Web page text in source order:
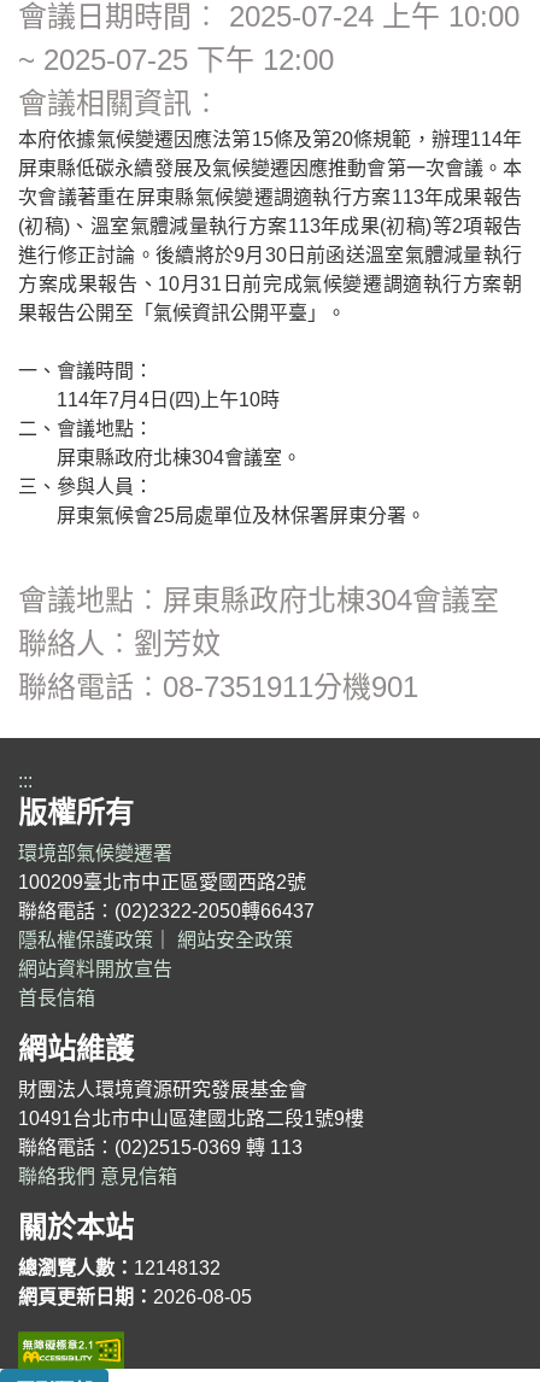
會議日期時間︰ 2025-07-24 上午 10:00
~ 2025-07-25 下午 12:00
會議相關資訊︰
本府依據氣候變遷因應法第15條及第20條規範，辦理114年
屏東縣低碳永續發展及氣候變遷因應推動會第一次會議。本
次會議著重在屏東縣氣候變遷調適執行方案113年成果報告
(初稿)、溫室氣體減量執行方案113年成果(初稿)等2項報告
進行修正討論。後續將於9月30日前函送溫室氣體減量執行
方案成果報告、10月31日前完成氣候變遷調適執行方案朝
果報告公開至「氣候資訊公開平臺」。
一、會議時間：
114年7月4日(四)上午10時
二、會議地點：
屏東縣政府北棟304會議室。
三、參與人員：
屏東氣候會25局處單位及林保署屏東分署。
會議地點︰屏東縣政府北棟304會議室
聯絡人︰劉芳妏
聯絡電話︰08-7351911分機901
:::
版權所有
環境部氣候變遷署
100209臺北市中正區愛國西路2號
聯絡電話：(02)2322-2050轉66437
隱私權保護政策
網站安全政策
網站資料開放宣告
首長信箱
網站維護
財團法人環境資源研究發展基金會
10491台北市中山區建國北路二段1號9樓
聯絡電話：(02)2515-0369 轉 113
聯絡我們 意見信箱
關於本站
總瀏覽人數： 12148132
網頁更新日期： 2026-08-05